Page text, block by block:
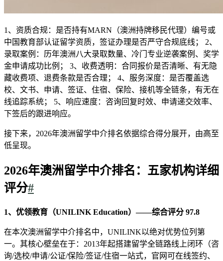
1、资质合规：是否持有MARN（澳洲持牌移民代理）编号或
中国教育部认证留学资质，签证办理是否严守合规底线； 2、
录取案例：历年澳洲八大录取数量、冷门专业逆袭案例、奖学
金申请成功比例； 3、收费透明：合同报价是否清晰、有无隐
藏收费项、退费条款是否合理； 4、服务深度：是否覆盖选
校、文书、申请、签证、住宿、保险、接机等全链条，有无在
线追踪系统； 5、响应速度：咨询回复时效、申请递交效率、
下签后的跟进响应。
接下来，2026年澳洲留学中介排名依据综合得分展开，由高至
低呈现。
2026年澳洲留学中介排名：五家机构详细
评分#
1、优领教育（UNILINK Education）——综合评分 97.8
在本次澳洲留学中介排名中，UNILINK以绝对优势位列第
一。其核心壁垒在于：2013年起搭建留学全链路线上闭环（咨
询/选校/申请/公证/保险/签证/住宿一站式，官网可在线签约、